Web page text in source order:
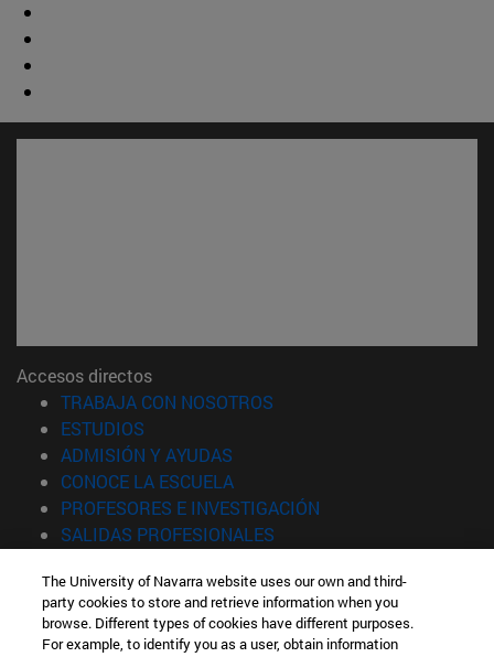
Accesos directos
TRABAJA CON NOSOTROS
ESTUDIOS
ADMISIÓN Y AYUDAS
CONOCE LA ESCUELA(abre en nueva ventana)
PROFESORES E INVESTIGACIÓN
SALIDAS PROFESIONALES
Información
TFNO +34 943 21 98 77
The University of Navarra website uses our own and third-
party cookies to store and retrieve information when you
browse. Different types of cookies have different purposes.
For example, to identify you as a user, obtain information